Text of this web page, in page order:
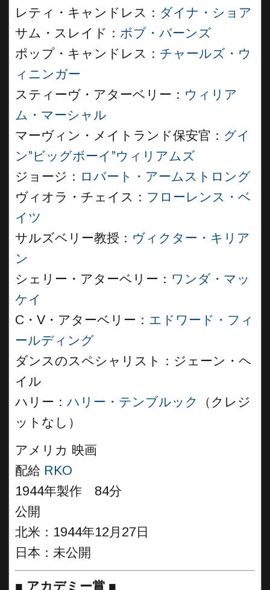
レティ・キャンドレス： ダイナ・ショア
サム・スレイド： ボブ・バーンズ
ポップ・キャンドレス： チャールズ・ウ
ィニンガー
スティーヴ・アターベリー： ウィリア
ム・マーシャル
マーヴィン・メイトランド保安官： グイ
ン”ビッグボーイ”ウィリアムズ
ジョージ： ロバート・アームストロング
ヴィオラ・チェイス： フローレンス・ベ
イツ
サルズベリー教授： ヴィクター・キリア
ン
シェリー・アターベリー： ワンダ・マッ
ケイ
C・V・アターベリー： エドワード・フィ
ールディング
ダンスのスペシャリスト：ジェーン・ヘ
イル
ハリー： ハリー・テンブルック
（クレジ
ットなし）
アメリカ 映画
配給 RKO
1944年製作 84分
公開
北米：1944年12月27日
日本：未公開
■ アカデミー賞 ■